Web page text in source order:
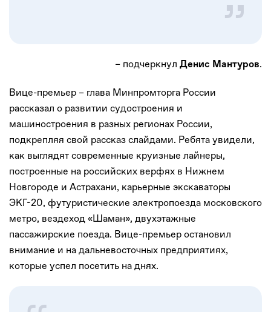
– подчеркнул Денис Мантуров.
Вице-премьер – глава Минпромторга России
рассказал о развитии судостроения и
машиностроения в разных регионах России,
подкрепляя свой рассказ слайдами. Ребята увидели,
как выглядят современные круизные лайнеры,
построенные на российских верфях в Нижнем
Новгороде и Астрахани, карьерные экскаваторы
ЭКГ-20, футуристические электропоезда московского
метро, вездеход «Шаман», двухэтажные
пассажирские поезда. Вице-премьер остановил
внимание и на дальневосточных предприятиях,
которые успел посетить на днях.